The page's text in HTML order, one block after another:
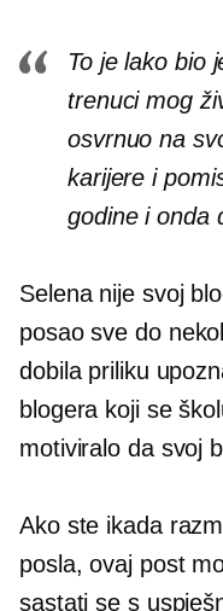
To je lako bio
trenuci mog
osvrnuo na
karijere i
godine i onda
Selena nije svoj
posao sve do
dobila priliku
blogera koji se
motiviralo da svoj
Ako ste ikada
posla, ovaj post
sastati se s